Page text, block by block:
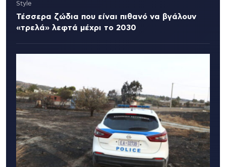
Style
Τέσσερα ζώδια που είναι πιθανό να βγάλουν
«τρελά» λεφτά μέχρι το 2030